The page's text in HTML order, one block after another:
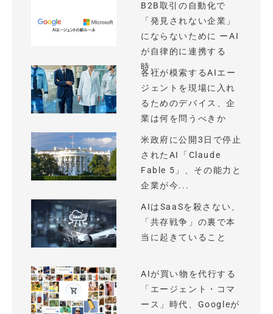
B2B取引の自動化で
「発見されない企業」
にならないために ーAI
が自律的に連携する
時...
各社が模索するAIエー
ジェントを現場に入れ
るためのデバイス、企
業は何を問うべきか
米政府に公開3日で停止
されたAI「Claude
Fable 5」、その能力と
企業が今...
AIはSaaSを殺さない、
「共存戦争」の裏で本
当に起きていること
AIが買い物を代行する
「エージェント・コマ
ース」時代、Googleが